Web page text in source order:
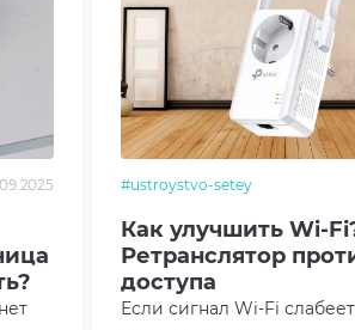
#ustroystvo-setey
Как улучшить Wi-
Ретранслятор
доступа
Если сигнал Wi-Fi